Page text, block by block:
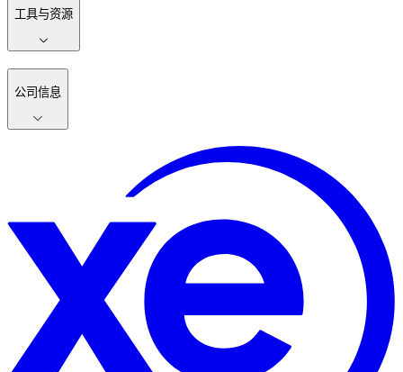
工具与资源
公司信息